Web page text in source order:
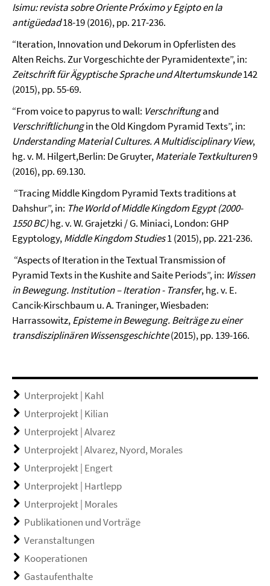
Isimu: revista sobre Oriente Próximo y Egipto en la
antigüedad18-19 (2016), pp. 217-236.
“Iteration, Innovation und Dekorum in Opferlisten des
Alten Reichs. Zur Vorgeschichte der Pyramidentexte”, in:
Zeitschrift für Ägyptische Sprache und Altertumskunde142
(2015), pp. 55-69.
“From voice to papyrus to wall: Verschriftungand
Verschriftlichungin the Old Kingdom Pyramid Texts”, in:
Understanding Material Cultures. A Multidisciplinary View,
hg. v. M. Hilgert,Berlin: De Gruyter,Materiale Textkulturen9
(2016), pp. 69.130.
“Tracing Middle Kingdom Pyramid Texts traditions at
Dahshur”, in: The World of Middle Kingdom Egypt (2000-
1550 BC)hg. v. W. Grajetzki / G. Miniaci, London: GHP
Egyptology,Middle Kingdom Studies1 (2015), pp. 221-236.
“Aspects of Iteration in the Textual Transmission of
Pyramid Texts in the Kushite and Saite Periods”, in: Wissen
in Bewegung.Institution – Iteration - Transfer, hg. v. E.
Cancik-Kirschbaum u. A. Traninger, Wiesbaden:
Harrassowitz,Episteme in Bewegung. Beiträge zu einer
transdisziplinären Wissensgeschichte(2015), pp. 139-166.
Unterprojekt | Kahl
Unterprojekt | Kilian
Unterprojekt | Alvarez
Unterprojekt | Alvarez, Nyord, Morales
Unterprojekt | Engert
Unterprojekt | Hartlepp
Unterprojekt | Morales
Publikationen und Vorträge
Veranstaltungen
Kooperationen
Gastaufenthalte